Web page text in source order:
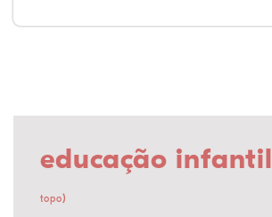
educação infantil
topo)